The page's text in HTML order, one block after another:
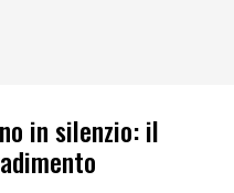
in silenzio: il